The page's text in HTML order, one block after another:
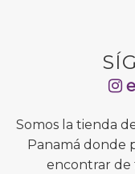
Somos la tienda
Panamá donde
encontrar de